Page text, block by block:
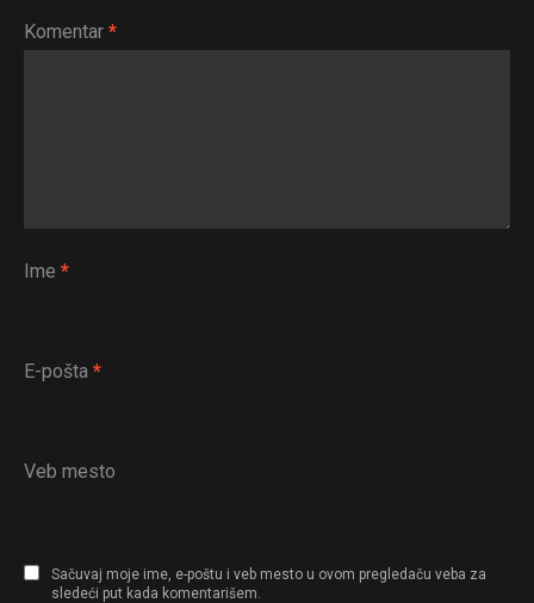
Komentar *
Ime *
E-pošta *
Veb mesto
Sačuvaj moje ime, e-poštu i veb mesto u ovom pregledaču veba za
sledeći put kada komentarišem.